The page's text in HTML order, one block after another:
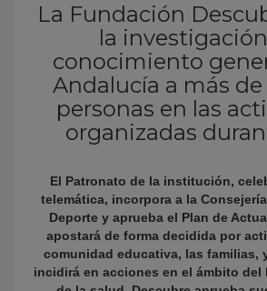
La Fundación
la
conocimiento
Andalucía a más
personas en las
organizadas
El Patronato de la institución,
telemática, incorpora a la
Deporte y aprueba el Plan de
apostará de forma decidida por
comunidad educativa, las familias,
incidirá en acciones en el ámbito del